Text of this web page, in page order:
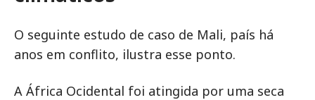
O seguinte estudo de caso de Mali, país há
anos em conflito, ilustra esse ponto.
A África Ocidental foi atingida por uma seca